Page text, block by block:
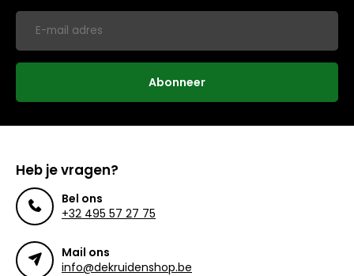
Abonneer
Heb je vragen?
Bel ons
+32 495 57 27 75
Mail ons
info@dekruidenshop.be